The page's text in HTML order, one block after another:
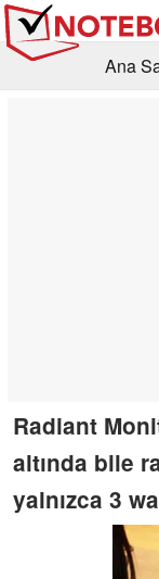
Ana
Radiant
altında bile
yalnızca 3